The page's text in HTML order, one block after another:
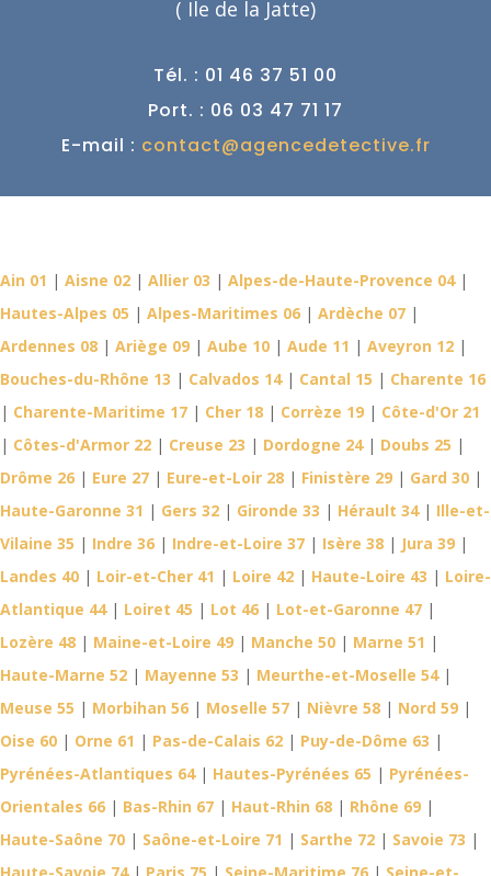
( Ile de la Jatte)
Tél. : 01 46 37 51 00
Port. : 06 03 47 71 17
E-mail : contact@agencedetective.fr
Ain 01 | Aisne 02 | Allier 03 | Alpes-de-Haute-Provence 04|
Hautes-Alpes 05 | Alpes-Maritimes 06 | Ardèche 07 |
Ardennes 08 | Ariège 09 | Aube 10 | Aude 11 | Aveyron 12 |
Bouches-du-Rhône 13 | Calvados 14| Cantal 15 | Charente 16
| Charente-Maritime 17 | Cher 18 | Corrèze 19 | Côte-d'Or 21
| Côtes-d'Armor 22 | Creuse 23 | Dordogne 24| Doubs 25 |
Drôme 26 | Eure 27 | Eure-et-Loir 28 | Finistère 29 | Gard 30 |
Haute-Garonne 31 | Gers 32 | Gironde 33 | Hérault 34| Ille-et-
Vilaine 35 | Indre 36 | Indre-et-Loire 37 | Isère 38 | Jura 39 |
Landes 40 | Loir-et-Cher 41 | Loire 42 | Haute-Loire 43 | Loire-
Atlantique 44| Loiret 45 | Lot 46 | Lot-et-Garonne 47 |
Lozère 48 | Maine-et-Loire 49 | Manche 50 | Marne 51 |
Haute-Marne 52 | Mayenne 53 | Meurthe-et-Moselle 54|
Meuse 55 | Morbihan 56 | Moselle 57 | Nièvre 58 | Nord 59 |
Oise 60 | Orne 61 | Pas-de-Calais 62 | Puy-de-Dôme 63 |
Pyrénées-Atlantiques 64| Hautes-Pyrénées 65 | Pyrénées-
Orientales 66 | Bas-Rhin 67 | Haut-Rhin 68 | Rhône 69 |
Haute-Saône 70 | Saône-et-Loire 71 | Sarthe 72 | Savoie 73 |